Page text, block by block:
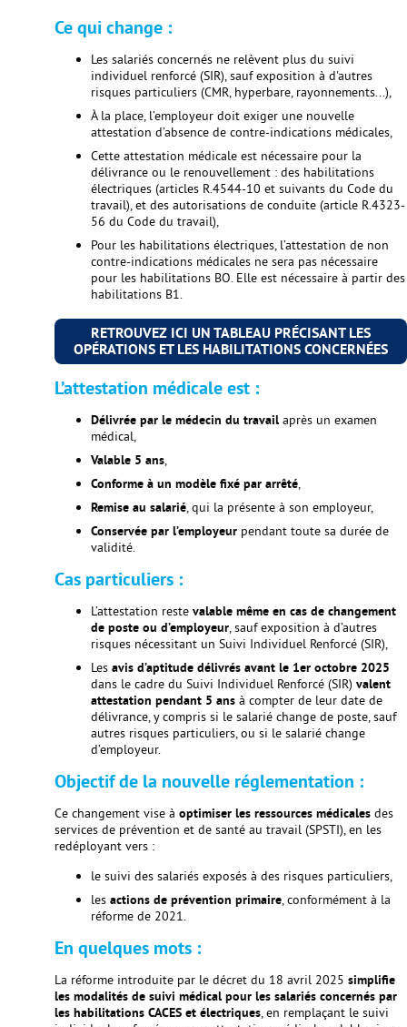
Ce qui change :
Les salariés concernés ne relèvent plus du suivi
individuel renforcé (SIR), sauf exposition à d'autres
risques particuliers (CMR, hyperbare, rayonnements...),
À la place, l’employeur doit exiger une nouvelle
attestation d’absence de contre-indications médicales,
Cette attestation médicale est nécessaire pour la
délivrance ou le renouvellement : des habilitations
électriques (articles R.4544-10 et suivants du Code du
travail), et des autorisations de conduite (article R.4323-
56 du Code du travail),
Pour les habilitations électriques, l’attestation de non
contre-indications médicales ne sera pas nécessaire
pour les habilitations BO. Elle est nécessaire à partir des
habilitations B1.
RETROUVEZ ICI UN TABLEAU PRÉCISANT LES
OPÉRATIONS ET LES HABILITATIONS CONCERNÉES
L’attestation médicale est :
Délivrée par le médecin du travail après un examen
médical,
Valable 5 ans,
Conforme à un modèle fixé par arrêté,
Remise au salarié, qui la présente à son employeur,
Conservée par l’employeur pendant toute sa durée de
validité.
Cas particuliers :
L’attestation reste valable même en cas de changement
de poste ou d’employeur, sauf exposition à d’autres
risques nécessitant un Suivi Individuel Renforcé (SIR),
Les avis d’aptitude délivrés avant le 1er octobre 2025
dans le cadre du Suivi Individuel Renforcé (SIR) valent
attestation pendant 5 ans à compter de leur date de
délivrance, y compris si le salarié change de poste, sauf
autres risques particuliers, ou si le salarié change
d’employeur.
Objectif de la nouvelle réglementation :
Ce changement vise à optimiser les ressources médicales des
services de prévention et de santé au travail (SPSTI), en les
redéployant vers :
le suivi des salariés exposés à des risques particuliers,
les actions de prévention primaire, conformément à la
réforme de 2021.
En quelques mots :
La réforme introduite par le décret du 18 avril 2025 simplifie
les modalités de suivi médical pour les salariés concernés par
les habilitations CACES et électriques, en remplaçant le suivi